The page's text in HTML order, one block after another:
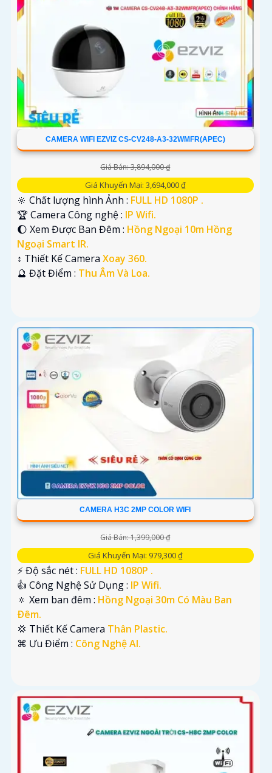
CAMERA WIFI EZVIZ CS-CV248-A3-32WMFR(APEC)
Giá Bán: 3,894,000 ₫
Giá Khuyến Mại: 3,694,000 ₫
🔆 Chất lượng hình Ảnh : FULL HD 1080P .
🏆 Camera Công nghệ : IP Wifi.
🌔 Xem Được Ban Đêm : Hồng Ngoại 10m Hồng
Ngoại Smart IR.
↕️ Thiết Kế Camera Xoay 360.
️🔮 Đặt Điểm : Thu Âm Và Loa.
CAMERA H3C 2MP COLOR WIFI
Giá Bán: 1,399,000 ₫
Giá Khuyến Mại: 979,300 ₫
️⚡ Độ sắc nét : FULL HD 1080P .
👍 Công Nghệ Sử Dụng : IP Wifi.
🔅 Xem ban đêm : Hồng Ngoại 30m Có Màu Ban
Ðêm.
💢 Thiết Kế Camera Thân Plastic.
️⌘ Ưu Điểm : Công Nghệ AI.